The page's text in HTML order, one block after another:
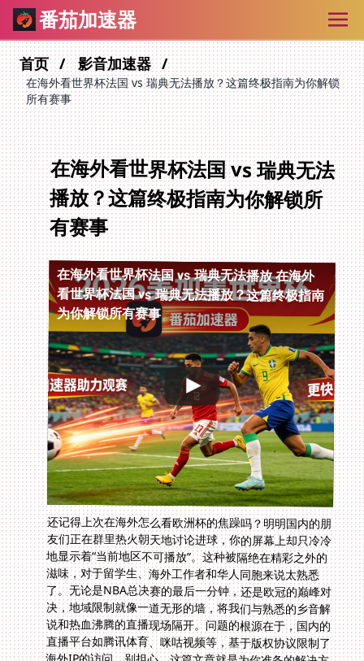
番茄加速器
首页 影音加速器
在海外看世界杯法国 vs 瑞典无法播放？这篇终极指南为你解锁
所有赛事
在海外看世界杯法国 vs 瑞典无法
播放？这篇终极指南为你解锁所
有赛事
在海外看世界杯法国 vs 瑞典无法播放在海外
看世界杯法国 vs 瑞典无法播放？这篇终极指南
为你解锁所有赛事
还记得上次在海外怎么看欧洲杯的焦躁吗？明明国内的朋
友们正在群里热火朝天地讨论进球，你的屏幕上却只冷冷
地显示着“当前地区不可播放”。这种被隔绝在精彩之外的
滋味，对于留学生、海外工作者和华人同胞来说太熟悉
了。无论是NBA总决赛的最后一分钟，还是欧冠的巅峰对
决，地域限制就像一道无形的墙，将我们与熟悉的乡音解
说和热血沸腾的直播现场隔开。问题的根源在于，国内的
直播平台如腾讯体育、咪咕视频等，基于版权协议限制了
海外IP的访问。别担心，这篇文章就是为你准备的解决方
案全攻略。我们将一步步拆解，如何借助专业的回国加速
工具，重新无缝接入国内的体育世界，不错过任何一场法